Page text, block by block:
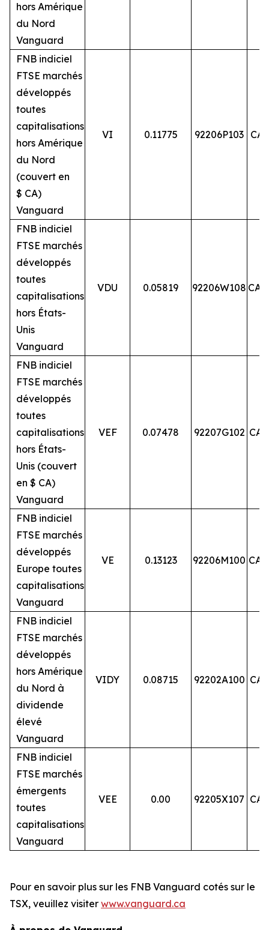
hors Amérique
du Nord
Vanguard
FNB indiciel
FTSE marchés
développés
toutes
capitalisations
hors Amérique
du Nord
(couvert en
$ CA)
Vanguard
VI 0.11775 92206P103
FNB indiciel
FTSE marchés
développés
toutes
capitalisations
hors États-
Unis
Vanguard
VDU 0.05819 92206W108
FNB indiciel
FTSE marchés
développés
toutes
capitalisations
hors États-
Unis (couvert
en $ CA)
Vanguard
VEF 0.07478 92207G102
FNB indiciel
FTSE marchés
développés
Europe toutes
capitalisations
Vanguard
VE 0.13123 92206M100
FNB indiciel
FTSE marchés
développés
hors Amérique
du Nord à
dividende
élevé
Vanguard
VIDY 0.08715 92202A100
FNB indiciel
FTSE marchés
émergents
toutes
capitalisations
Vanguard
VEE 0.00 92205X107
Pour en savoir plus sur les FNB Vanguard cotés sur le
TSX, veuillez visiter www.vanguard.ca